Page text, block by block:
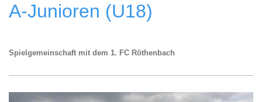
A-Junioren (U18)
Spielgemeinschaft mit dem 1. FC Röthenbach